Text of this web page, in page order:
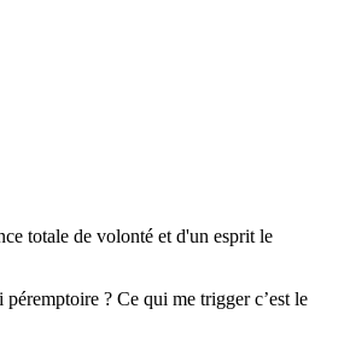
totale de volonté et d'un esprit le
? Ce qui me trigger c’est le